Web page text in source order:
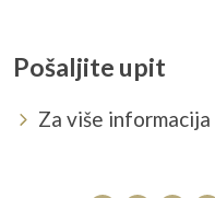
Pošaljite upit
Za više